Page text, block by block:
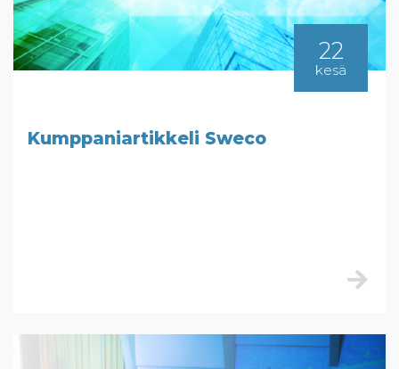
22
kesä
Kumppaniartikkeli Sweco